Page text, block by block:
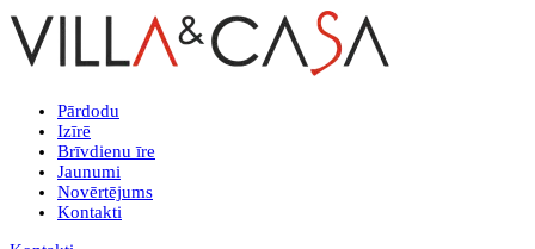
Pārdodu
Izīrē
Brīvdienu īre
Jaunumi
Novērtējums
Kontakti